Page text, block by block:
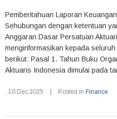
Pemberitahuan Laporan
Sehubungan dengan ketentuan
Anggaran Dasar Persatuan
menginformasikan kepada
berikut: Pasal 1. Tahun Buku
Aktuaris Indonesia dimulai pada
, 10.Dec.2025 Posted in Finance